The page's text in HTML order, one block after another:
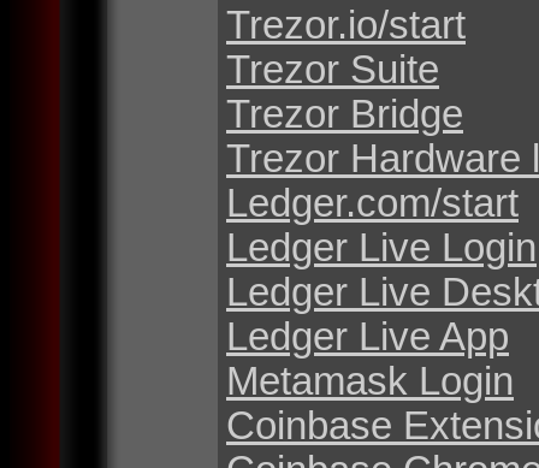
Trezor.io/start
Trezor Suite
Trezor Bridge
Trezor Hardware
Ledger.com/start
Ledger Live Login
Ledger Live
Ledger Live App
Metamask Login
Coinbase